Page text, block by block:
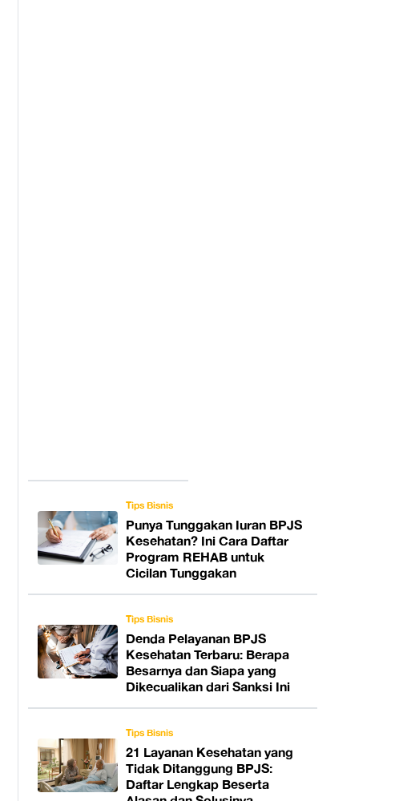
Tips Bisnis
Punya Tunggakan Iuran BPJS
Kesehatan? Ini Cara Daftar
Program REHAB untuk
Cicilan Tunggakan
Tips Bisnis
Denda Pelayanan BPJS
Kesehatan Terbaru: Berapa
Besarnya dan Siapa yang
Dikecualikan dari Sanksi Ini
Tips Bisnis
21 Layanan Kesehatan yang
Tidak Ditanggung BPJS:
Daftar Lengkap Beserta